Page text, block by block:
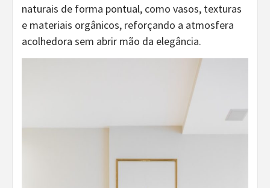
naturais de forma pontual, como vasos, texturas
e materiais orgânicos, reforçando a atmosfera
acolhedora sem abrir mão da elegância.